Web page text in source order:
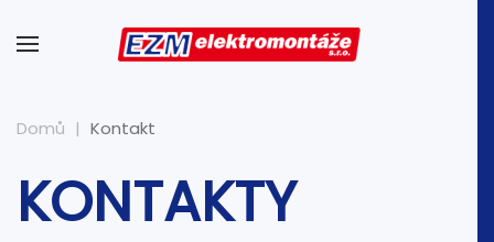
Domů Kontakt
KONTAKTY